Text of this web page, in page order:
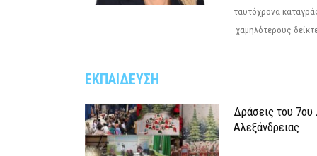
ταυτόχρονα
χαμηλότερους
ΕΚΠΑΙΔΕΥΣΗ
Δράσεις του 7ου
Αλεξάνδρειας